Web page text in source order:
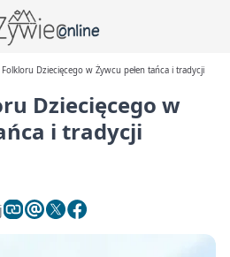
Dziecięcego w Żywcu pełen tańca i tradycji
Dziecięcego w
i tradycji